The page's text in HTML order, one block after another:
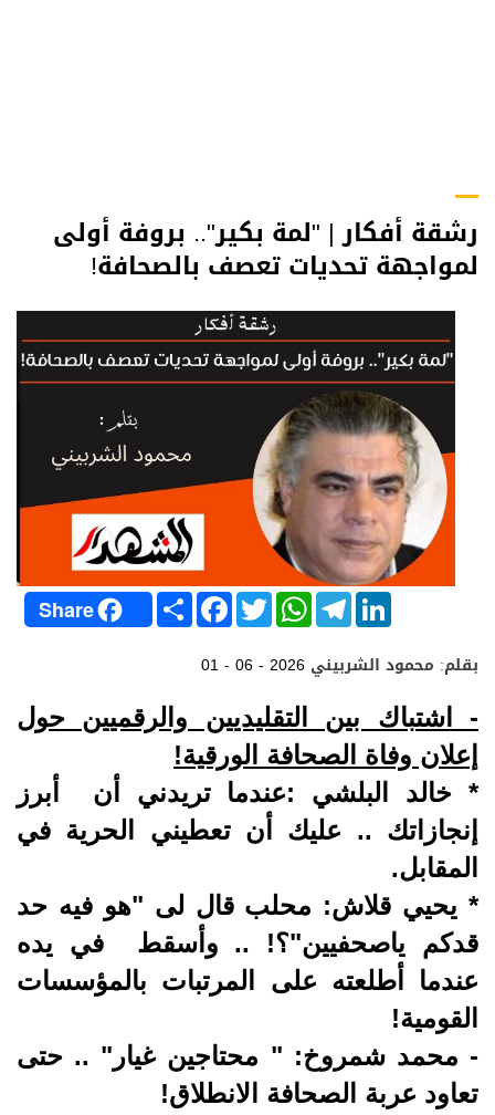
رشقة أفكار | "لمة بكير".. بروفة أولى
لمواجهة تحديات تعصف بالصحافة!
Share S
h
a
F
a
c
b
k
T
w
i
t
t
r
W
h
a
s
p
p
T
e
l
g
m
L
i
n
e
I
n
01 - 06 - 2026 بقلم: محمود الشربيني
- اشتباك بين التقليديين والرقميين حول
إعلان وفاة الصحافة الورقية!
* خالد البلشي :عندما تريدني أن أبرز
إنجازاتك .. عليك أن تعطيني الحرية في
المقابل.
* يحيي قلاش: محلب قال لى "هو فيه حد
قدكم ياصحفيين"؟! .. وأسقط في يده
عندما أطلعته على المرتبات بالمؤسسات
القومية!
- محمد شمروخ: " محتاجين غيار" .. حتى
تعاود عربة الصحافة الانطلاق!